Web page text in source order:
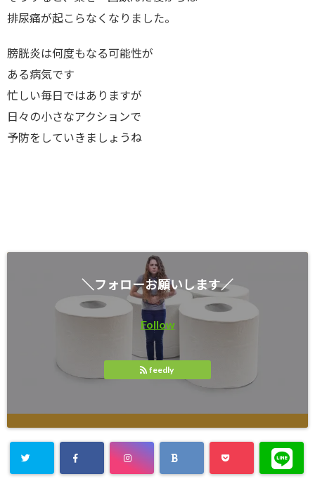
排尿痛が起こらなくなりました。
膀胱炎は何度もなる可能性が
ある病気です
忙しい毎日ではありますが
日々の小さなアクションで
予防をしていきましょうね
＼フォローお願いします／
Follow
feedly